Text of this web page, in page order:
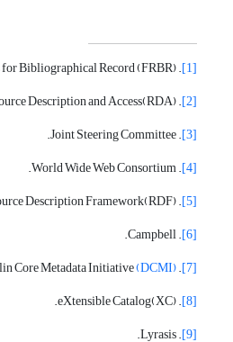
[1]
. Functional Requirements for Bibliographical Record (FRBR).
[2]
. Resource Description and Access(RDA).
[3]
. Joint Steering Committee.
[4]
. World Wide Web Consortium.
[5]
. Resource Description Framework(RDF).
[6]
. Campbell.
[7]
. Dublin Core Metadata Initiative
(DCMI)
[8]
. eXtensible Catalog(XC).
[9]
. Lyrasis.